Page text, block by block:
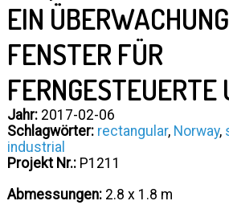
EIN
FENSTER FÜR
FERNGESTEUERTE
Jahr:2017-02-06
Schlagwörter: rectangular, Norway,
industrial
Projekt Nr.:P1211
Abmessungen:2.8 x 1.8 m